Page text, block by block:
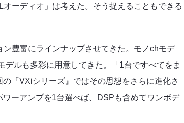
ーディオ」は考えた。そう捉えることもできる
豊富にラインナップさせてきた。モノchモデ
ルも多彩に用意してきた。「1台ですべてをま
『VXiシリーズ』ではその思想をさらに進化さ
ーアンプを1台選べば、DSPも含めてワンボデ